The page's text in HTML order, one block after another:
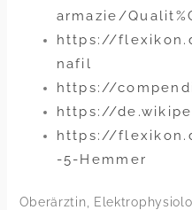
armazie/
https://
nafil
https://
https://
https://
-5-Hemmer
Oberärztin,